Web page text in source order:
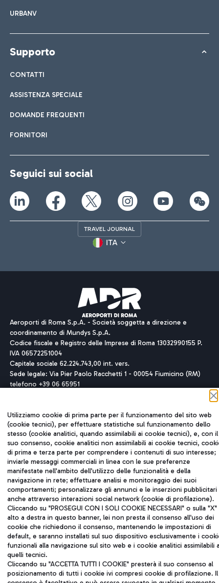
URBANV
Supporto
CONTATTI
ASSISTENZA SPECIALE
DOMANDE FREQUENTI
FORNITORI
Seguici sui social
TRAVEL JOURNAL
ITA
Aeroporti di Roma S.p.A. - Società soggetta a direzione e
coordinamento di Mundys S.p.A.
Codice fiscale e Registro delle Imprese di Roma 13032990155 P.
IVA 06572251004
Capitale sociale 62.224.743,00 int. vers.
Sede legale: Via Pier Paolo Racchetti 1 - 00054 Fiumicino (RM)
telefono +39 06 65951
Roma FCO
L'aeroporto stellato
QUALITÀ SOSTENIBILITÀ INNOVAZIONE
Utilizziamo cookie di prima parte per il funzionamento del sito web
(cookie tecnici), per effettuare statistiche sul funzionamento dello
stesso (cookie analitici, quando assimilabili ai cookie tecnici), e, con il
suo consenso, cookie analitici non assimilabili ai cookie tecnici,
di prima e terza parte per comprendere i contenuti di suo interesse;
inviarle messaggi commerciali in linea con le sue preferenze
manifestate nell'ambito dell'utilizzo delle funzionalità e della
navigazione in rete; effettuare analisi e monitoraggio dei suoi
comportamenti; personalizzare gli annunci e le inserzioni pubblicitari
anche attraverso interazioni social network (cookie di profilazione).
Cliccando su "PROSEGUI CON I SOLI COOKIE NECESSARI" o sulla "X"
alto a destra in questo banner, lei non presta il consenso all'uso dei
cookie che richiedono il consenso, mantenendo le impostazioni di
default, e saranno installati sul suo dispositivo esclusivamente i
funzionali alla navigazione sul sito web e i cookie analitici assimilabili
quelli tecnici.
Cliccando su "ACCETTA TUTTI I COOKIE" presterà il suo consenso al
posizionamento di tutti i cookie ivi compresi cookie di profilazione. Il